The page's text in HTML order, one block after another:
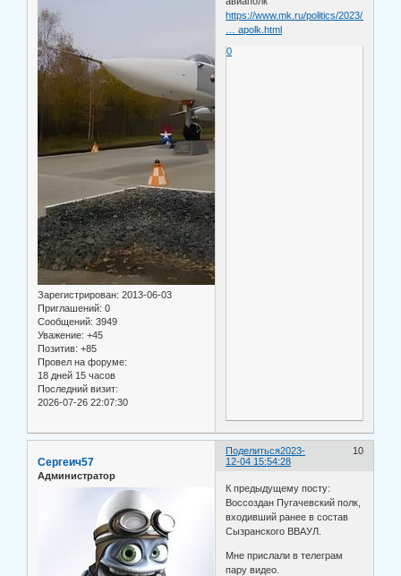
Зарегистрирован: 2013-06-03
Приглашений: 0
Сообщений: 3949
Уважение: +45
Позитив: +85
Провел на форуме:
18 дней 15 часов
Последний визит:
2026-07-26 22:07:30
https://www.mk.ru/politics/2023/12/02/v
… apolk.html
0
Поделиться 10
2023-
12-04 15:54:28
Сергеич57
Администратор
К предыдущему посту:
Воссоздан Пугачевский полк,
входивший ранее в состав
Сызранского ВВАУЛ.
Мне прислали в телеграм
пару видео.